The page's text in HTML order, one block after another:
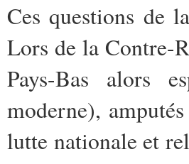
Ces questions de
Lors de la Contre-
Pays-Bas alors
moderne),
lutte nationale et